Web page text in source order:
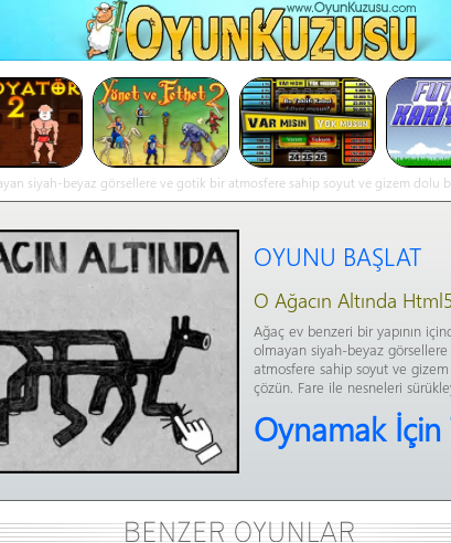
siyah-beyaz görsellere ve gotik bir atmosfere sahip soyut ve gizem
sahip soyut ve gizem dolu bulmacaları çözün. Fare ile nesneleri
OYUNU BAŞLAT
O Ağacın Altında
Ağaç ev benzeri bir yapının
olmayan siyah-beyaz
atmosfere sahip soyut ve
çözün. Fare ile nesneleri
Oynamak İçin